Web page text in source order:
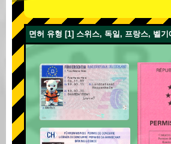
면허 유형 [1] 스위스, 독일, 프랑스, 벨